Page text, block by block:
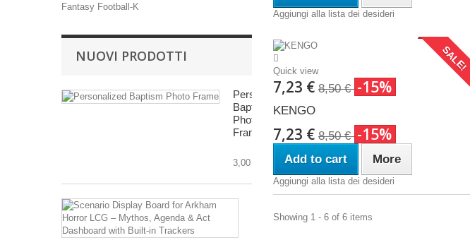
Fantasy Football-K
NUOVI PRODOTTI
Personalized
Baptism
Photo
Frame
3,00 €
Display
Aggiungi alla lista dei desideri
Quick view
7,23 € 8,50 € -15%
SALE!
KENGO
7,23 € 8,50 € -15%
Add to cart More
Aggiungi alla lista dei desideri
Showing 1 - 6 of 6 items